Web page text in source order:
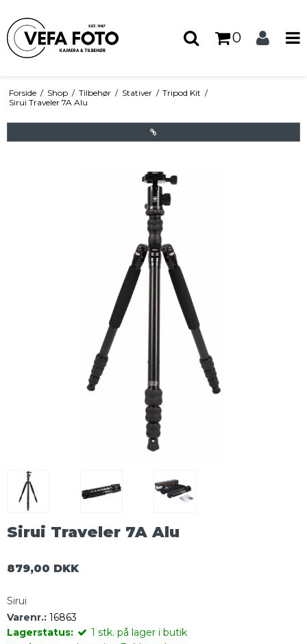
0
Forside / Shop / Tilbehør / Stativer / Tripod Kit /
Sirui Traveler 7A Alu
Sirui Traveler 7A Alu
879,00 DKK
Sirui
Varenr.: 16863
Lagerstatus:
1 stk. på lager i butik